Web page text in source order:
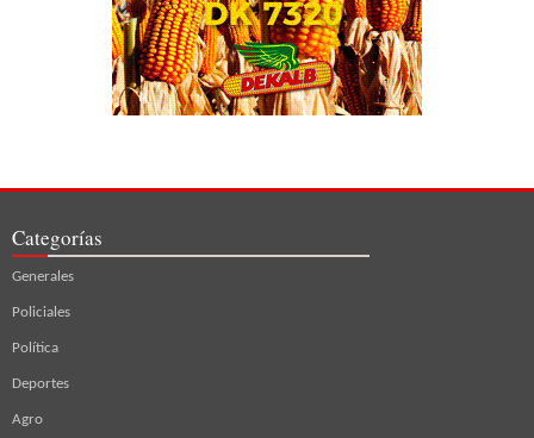
Categorías
Generales
Policiales
Política
Deportes
Agro